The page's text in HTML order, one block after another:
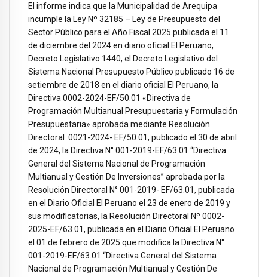
El informe indica que la Municipalidad de Arequipa
incumple la Ley Nº 32185 – Ley de Presupuesto del
Sector Público para el Año Fiscal 2025 publicada el 11
de diciembre del 2024 en diario oficial El Peruano,
Decreto Legislativo 1440, el Decreto Legislativo del
Sistema Nacional Presupuesto Público publicado 16 de
setiembre de 2018 en el diario oficial El Peruano, la
Directiva 0002-2024-EF/50.01 «Directiva de
Programación Multianual Presupuestaria y Formulación
Presupuestaria» aprobada mediante Resolución
Directoral 0021-2024- EF/50.01, publicado el 30 de abril
de 2024, la Directiva N° 001-2019-EF/63.01 “Directiva
General del Sistema Nacional de Programación
Multianual y Gestión De Inversiones” aprobada por la
Resolución Directoral N° 001-2019- EF/63.01, publicada
en el Diario Oficial El Peruano el 23 de enero de 2019 y
sus modificatorias, la Resolución Directoral Nº 0002-
2025-EF/63.01, publicada en el Diario Oficial El Peruano
el 01 de febrero de 2025 que modifica la Directiva N°
001-2019-EF/63.01 “Directiva General del Sistema
Nacional de Programación Multianual y Gestión De